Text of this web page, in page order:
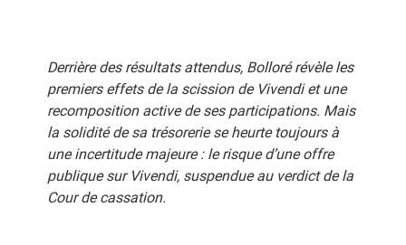
Derrière des résultats attendus, Bolloré révèle les
premiers effets de la scission de Vivendi et une
recomposition active de ses participations. Mais
la solidité de sa trésorerie se heurte toujours à
une incertitude majeure : le risque d’une offre
publique sur Vivendi, suspendue au verdict de la
Cour de cassation.